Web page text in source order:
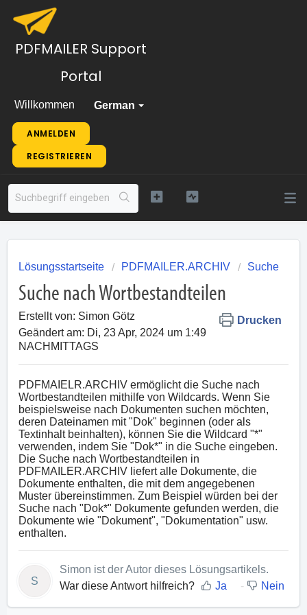
PDFMAILER Support
Portal
German
Willkommen
ANMELDEN
REGISTRIEREN
Lösungsstartseite PDFMAILER.ARCHIV Suche
Suche nach Wortbestandteilen
Drucken
Erstellt von: Simon Götz
Geändert am: Di, 23 Apr, 2024 um 1:49
NACHMITTAGS
PDFMAIELR.ARCHIV ermöglicht die Suche nach
Wortbestandteilen mithilfe von Wildcards. Wenn Sie
beispielsweise nach Dokumenten suchen möchten,
deren Dateinamen mit "Dok" beginnen (oder als
Textinhalt beinhalten), können Sie die Wildcard "*"
verwenden, indem Sie "Dok*" in die Suche eingeben.
Die Suche nach Wortbestandteilen in
PDFMAILER.ARCHIV liefert alle Dokumente, die
Dokumente enthalten, die mit dem angegebenen
Muster übereinstimmen. Zum Beispiel würden bei der
Suche nach "Dok*" Dokumente gefunden werden, die
Dokumente wie "Dokument", "Dokumentation" usw.
enthalten.
S
Simon ist der Autor dieses Lösungsartikels.
War diese Antwort hilfreich?
Ja Nein